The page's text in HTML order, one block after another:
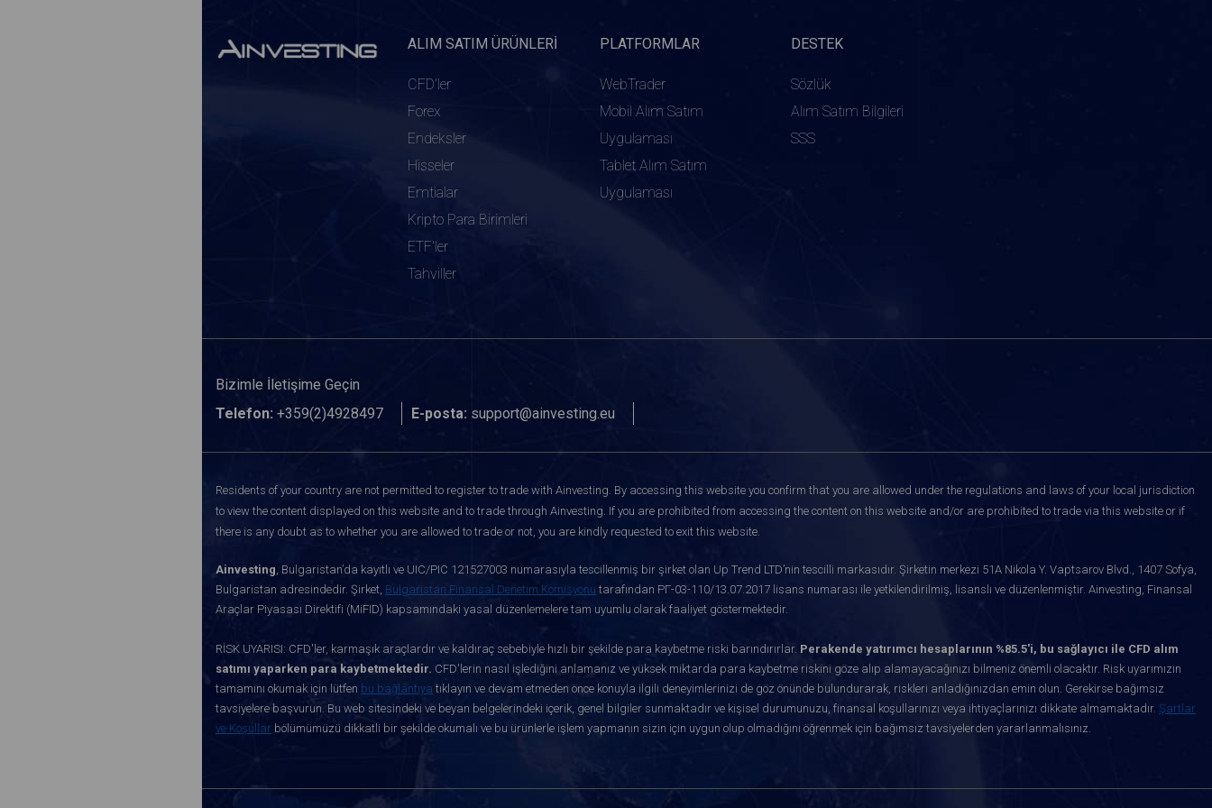
ALIM SATIM ÜRÜNLERI
CFD'ler
Forex
Endeksler
Hisseler
Emtialar
Kripto Para Birimleri
ETF'ler
Tahviller
PLATFORMLAR
WebTrader
Mobil Alım Satım
Uygulaması
Tablet Alım Satım
Uygulaması
DESTEK
Sözlük
Alım Satım Bilgileri
SSS
Bizimle İletişime Geçin
Telefon: +359(2)4928497 E-posta: support@ainvesting.eu
Residents of your country are not permitted to register to trade with Ainvesting. By accessing this website you confirm that you are allowed under the regulations and laws of your local jurisdiction
to view the content displayed on this website and to trade through Ainvesting. If you are prohibited from accessing the content on this website and/or are prohibited to trade via this website or if
there is any doubt as to whether you are allowed to trade or not, you are kindly requested to exit this website.
Ainvesting, Bulgaristan’da kayıtlı ve UIC/PIC 121527003 numarasıyla tescillenmiş bir şirket olan Up Trend LTD’nin tescilli markasıdır. Şirketin merkezi 51A Nikola Y. Vaptsarov Blvd., 1407 Sofya,
Bulgaristan adresindedir. Şirket, Bulgaristan Finansal Denetim Komisyonu tarafından РГ-03-110/13.07.2017 lisans numarası ile yetkilendirilmiş, lisanslı ve düzenlenmiştir. Ainvesting, Finansal
Araçlar Piyasası Direktifi (MiFID) kapsamındaki yasal düzenlemelere tam uyumlu olarak faaliyet göstermektedir.
RİSK UYARISI: CFD'ler, karmaşık araçlardır ve kaldıraç sebebiyle hızlı bir şekilde para kaybetme riski barındırırlar. Perakende yatırımcı hesaplarının %85.5'i, bu sağlayıcı ile CFD alım
satımı yaparken para kaybetmektedir. CFD'lerin nasıl işlediğini anlamanız ve yüksek miktarda para kaybetme riskini göze alıp alamayacağınızı bilmeniz önemli olacaktır. Risk uyarımızın
tamamını okumak için lütfen bu bağlantıya tıklayın ve devam etmeden önce konuyla ilgili deneyimlerinizi de göz önünde bulundurarak, riskleri anladığınızdan emin olun. Gerekirse bağımsız
tavsiyelere başvurun. Bu web sitesindeki ve beyan belgelerindeki içerik, genel bilgiler sunmaktadır ve kişisel durumunuzu, finansal koşullarınızı veya ihtiyaçlarınızı dikkate almamaktadır. Şartlar
ve Koşullar bölümümüzü dikkatli bir şekilde okumalı ve bu ürünlerle işlem yapmanın sizin için uygun olup olmadığını öğrenmek için bağımsız tavsiyelerden yararlanmalısınız.